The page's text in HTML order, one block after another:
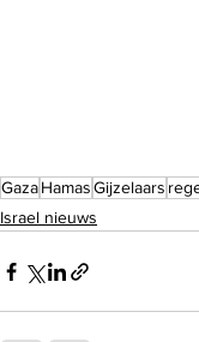
GazaHamasGijzelaars
Israel nieuws